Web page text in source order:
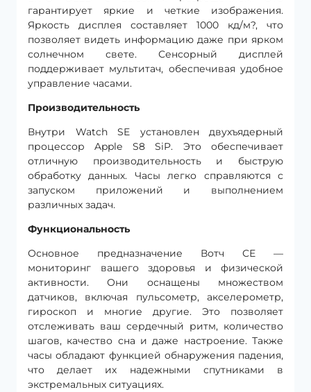
гарантирует яркие и четкие изображения.
Яркость дисплея составляет 1000 кд/м?, что
позволяет видеть информацию даже при ярком
солнечном свете. Сенсорный дисплей
поддерживает мультитач, обеспечивая удобное
управление часами.
Производительность
Внутри Watch SE установлен двухъядерный
процессор Apple S8 SiP. Это обеспечивает
отличную производительность и быструю
обработку данных. Часы легко справляются с
запуском приложений и выполнением
различных задач.
Функциональность
Основное предназначение Вотч СЕ —
мониторинг вашего здоровья и физической
активности. Они оснащены множеством
датчиков, включая пульсометр, акселерометр,
гироскоп и многие другие. Это позволяет
отслеживать ваш сердечный ритм, количество
шагов, качество сна и даже настроение. Также
часы обладают функцией обнаружения падения,
что делает их надежными спутниками в
экстремальных ситуациях.